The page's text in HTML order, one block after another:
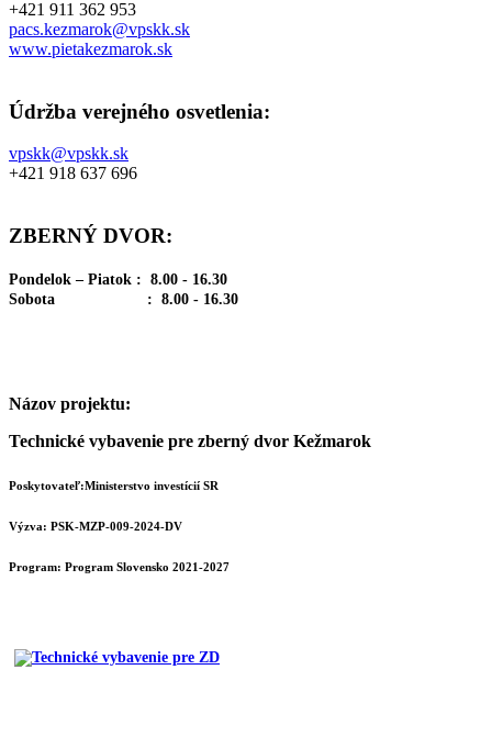
+421 911 362 953
pacs.kezmarok@vpskk.sk
www.pietakezmarok.sk
Údržba verejného osvetlenia:
vpskk@vpskk.sk
+421 918 637 696
ZBERNÝ DVOR:
Pondelok – Piatok : 8.00 - 16.30
Sobota : 8.00 - 16.30
Názov projektu:
Technické vybavenie pre zberný dvor Kežmarok
Poskytovateľ:Ministerstvo investícií SR
Výzva: PSK-MZP-009-2024-DV
Program: Program Slovensko 2021-2027